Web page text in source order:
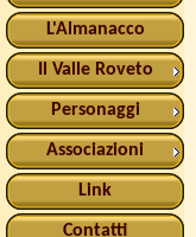
L'Almanacco
Il Valle Roveto
Personaggi
Associazioni
Link
Contatti